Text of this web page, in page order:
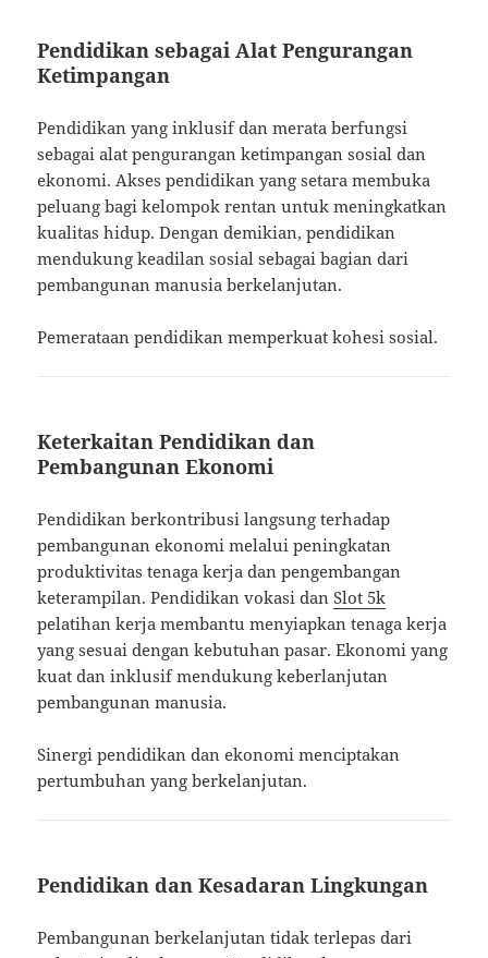
Pendidikan sebagai Alat Pengurangan
Ketimpangan
Pendidikan yang inklusif dan merata berfungsi
sebagai alat pengurangan ketimpangan sosial dan
ekonomi. Akses pendidikan yang setara membuka
peluang bagi kelompok rentan untuk meningkatkan
kualitas hidup. Dengan demikian, pendidikan
mendukung keadilan sosial sebagai bagian dari
pembangunan manusia berkelanjutan.
Pemerataan pendidikan memperkuat kohesi sosial.
Keterkaitan Pendidikan dan
Pembangunan Ekonomi
Pendidikan berkontribusi langsung terhadap
pembangunan ekonomi melalui peningkatan
produktivitas tenaga kerja dan pengembangan
keterampilan. Pendidikan vokasi danSlot 5k
pelatihan kerja membantu menyiapkan tenaga kerja
yang sesuai dengan kebutuhan pasar. Ekonomi yang
kuat dan inklusif mendukung keberlanjutan
pembangunan manusia.
Sinergi pendidikan dan ekonomi menciptakan
pertumbuhan yang berkelanjutan.
Pendidikan dan Kesadaran Lingkungan
Pembangunan berkelanjutan tidak terlepas dari